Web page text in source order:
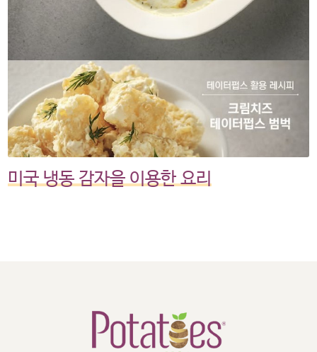
미국 냉동 감자을 이용한 요리